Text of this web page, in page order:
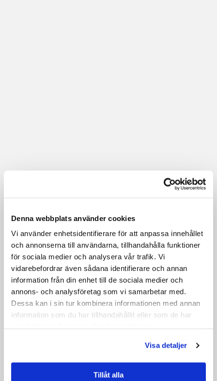
Denna webbplats använder cookies
Vi använder enhetsidentifierare för att anpassa innehållet
och annonserna till användarna, tillhandahålla funktioner
för sociala medier och analysera vår trafik. Vi
vidarebefordrar även sådana identifierare och annan
information från din enhet till de sociala medier och
annons- och analysföretag som vi samarbetar med.
Dessa kan i sin tur kombinera informationen med annan
information som du har tillhandahållit eller som de har
Visa detaljer
Tillåt alla